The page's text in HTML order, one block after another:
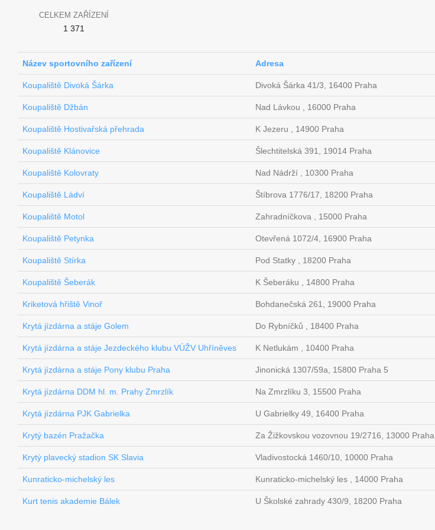
CELKEM ZAŘÍZENÍ
1 371
Název sportovního zařízení Adresa
Koupaliště Divoká Šárka Divoká Šárka 41/3, 16400 Praha
Koupaliště Džbán Nad Lávkou , 16000 Praha
Koupaliště Hostivařská přehrada K Jezeru , 14900 Praha
Koupaliště Klánovice Šlechtitelská 391, 19014 Praha
Koupaliště Kolovraty Nad Nádrží , 10300 Praha
Koupaliště Ládví Štíbrova 1776/17, 18200 Praha
Koupaliště Motol Zahradníčkova , 15000 Praha
Koupaliště Petynka Otevřená 1072/4, 16900 Praha
Koupaliště Stírka Pod Statky , 18200 Praha
Koupaliště Šeberák K Šeberáku , 14800 Praha
Kriketová hřiště Vinoř Bohdanečská 261, 19000 Praha
Krytá jízdárna a stáje Golem Do Rybníčků , 18400 Praha
Krytá jízdárna a stáje Jezdeckého klubu VÚŽV Uhříněves K Netlukám , 10400 Praha
Krytá jízdárna a stáje Pony klubu Praha Jinonická 1307/59a, 15800 Praha 5
Krytá jízdárna DDM hl. m. Prahy Zmrzlík Na Zmrzlíku 3, 15500 Praha
Krytá jízdárna PJK Gabrielka U Gabrielky 49, 16400 Praha
Krytý bazén Pražačka Za Žižkovskou vozovnou 19/2716, 13000 Praha
Krytý plavecký stadion SK Slavia Vladivostocká 1460/10, 10000 Praha
Kunraticko-michelský les Kunraticko-michelský les , 14000 Praha
Kurt tenis akademie Bálek U Školské zahrady 430/9, 18200 Praha